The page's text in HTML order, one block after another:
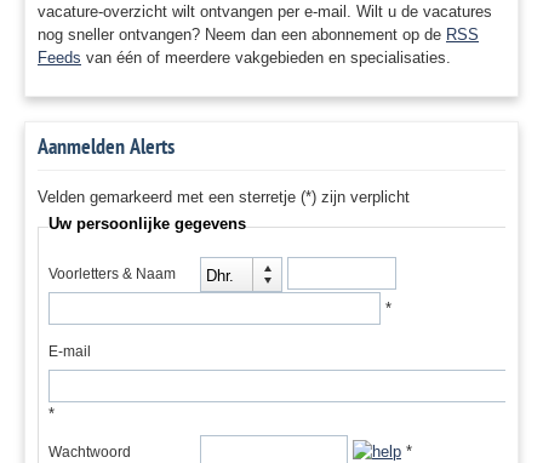
vacature-overzicht wilt ontvangen per e-mail. Wilt u de vacatures
nog sneller ontvangen? Neem dan een abonnement op de RSS
Feeds van één of meerdere vakgebieden en specialisaties.
Aanmelden Alerts
Velden gemarkeerd met een sterretje (*) zijn verplicht
Uw persoonlijke gegevens
Voorletters & Naam
Dhr.
*
E-mail
*
Wachtwoord *